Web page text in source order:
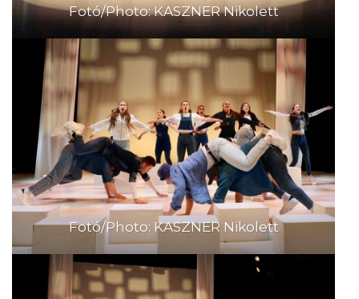
Fotó/Photo: KASZNER Nikolett
Fotó/Photo: KASZNER Nikolett